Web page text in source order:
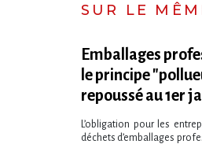
SUR LE
Emballages
le principe
repoussé au 1er
L​‌’obligation pour les
déchets d​‌’emballages